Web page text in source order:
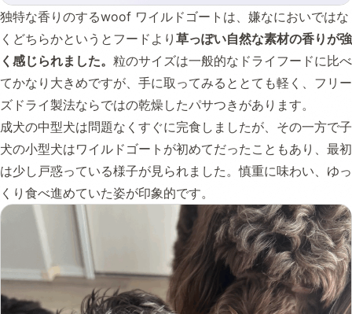
独特な香りのするwoof ワイルドゴートは、嫌なにおいではな
くどちらかというとフードより 草っぽい自然な素材の香りが強
く感じられました。 粒のサイズは一般的なドライフードに比べ
てかなり大きめですが、手に取ってみるととても軽く、フリー
ズドライ製法ならではの乾燥したパサつきがあります。
成犬の中型犬は問題なくすぐに完食しましたが、その一方で子
犬の小型犬はワイルドゴートが初めてだったこともあり、最初
は少し戸惑っている様子が見られました。慎重に味わい、ゆっ
くり食べ進めていた姿が印象的です。